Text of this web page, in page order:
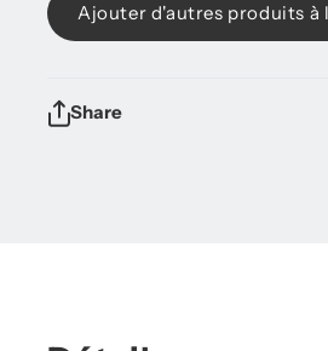
Ajouter d'autres produits à
Share